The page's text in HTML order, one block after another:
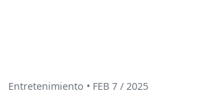
Entretenimiento • FEB 7 / 2025